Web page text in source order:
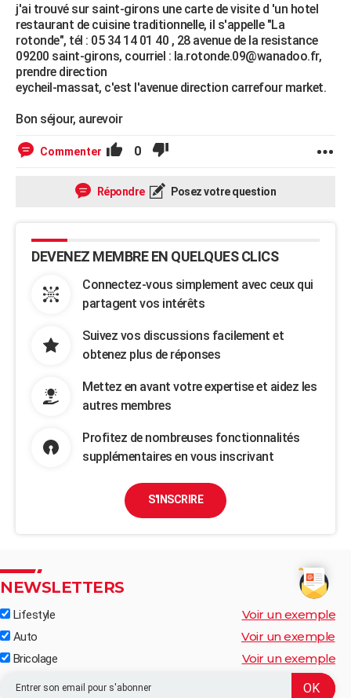
j'ai trouvé sur saint-girons une carte de visite d 'un hotel
restaurant de cuisine traditionnelle, il s'appelle "La
rotonde", tél : 05 34 14 01 40 , 28 avenue de la resistance
09200 saint-girons, courriel : la.rotonde.09@wanadoo.fr,
prendre direction
eycheil-massat, c'est l'avenue direction carrefour market.
Bon séjour, aurevoir
Commenter 0
Répondre Posez votre question
DEVENEZ MEMBRE EN QUELQUES CLICS
Connectez-vous simplement avec ceux qui
partagent vos intérêts
Suivez vos discussions facilement et
obtenez plus de réponses
Mettez en avant votre expertise et aidez les
autres membres
Profitez de nombreuses fonctionnalités
supplémentaires en vous inscrivant
S'INSCRIRE
NEWSLETTERS
Lifestyle Voir un exemple
Auto Voir un exemple
Bricolage Voir un exemple